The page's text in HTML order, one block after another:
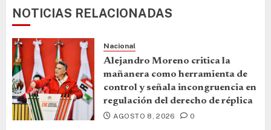
NOTICIAS RELACIONADAS
Nacional
Alejandro Moreno critica la
mañanera como herramienta de
control y señala incongruencia en
regulación del derecho de réplica
AGOSTO 8, 2026 0